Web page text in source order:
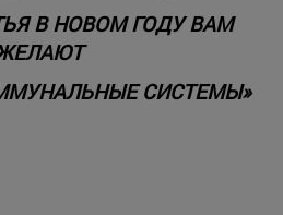
В НОВОМ ГОДУ ВАМ
СИСТЕМЫ»